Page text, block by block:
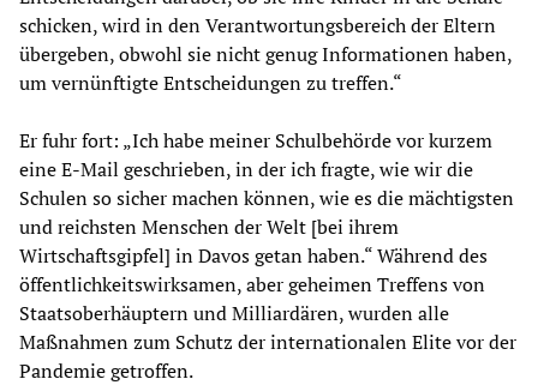
schicken, wird in den Verantwortungsbereich der Eltern
übergeben, obwohl sie nicht genug Informationen haben,
um vernünftigte Entscheidungen zu treffen.“
Er fuhr fort: „Ich habe meiner Schulbehörde vor kurzem
eine E-Mail geschrieben, in der ich fragte, wie wir die
Schulen so sicher machen können, wie es die mächtigsten
und reichsten Menschen der Welt [bei ihrem
Wirtschaftsgipfel] in Davos getan haben.“ Während des
öffentlichkeitswirksamen, aber geheimen Treffens von
Staatsoberhäuptern und Milliardären, wurden alle
Maßnahmen zum Schutz der internationalen Elite vor der
Pandemie getroffen.